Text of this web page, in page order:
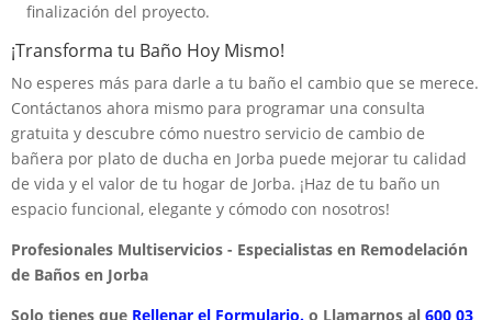
finalización del proyecto.
¡Transforma tu Baño Hoy Mismo!
No esperes más para darle a tu baño el cambio que se merece.
Contáctanos ahora mismo para programar una consulta
gratuita y descubre cómo nuestro servicio de cambio de
bañera por plato de ducha en Jorba puede mejorar tu calidad
de vida y el valor de tu hogar de Jorba. ¡Haz de tu baño un
espacio funcional, elegante y cómodo con nosotros!
Profesionales Multiservicios - Especialistas en Remodelación
de Baños en Jorba
Solo tienes que Rellenar el Formulario. o Llamarnos al 600 03